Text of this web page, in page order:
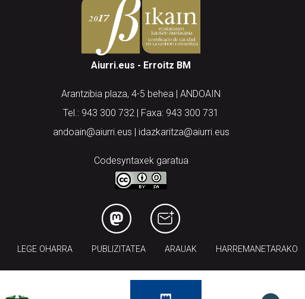
Aiurri.eus - Erroitz BM
Arantzibia plaza, 4-5 behea | ANDOAIN
Tel.: 943 300 732 | Faxa: 943 300 731
andoain@aiurri.eus | idazkaritza@aiurri.eus
Codesyntaxek garatua
LEGE OHARRA PUBLIZITATEA ARAUAK HARREMANETARAKO